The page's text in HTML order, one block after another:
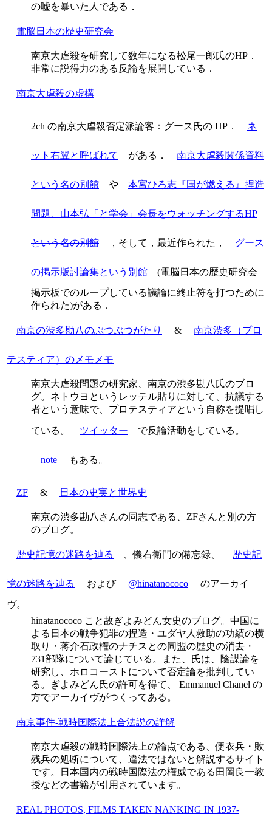
の嘘を暴いた人である．
電脳日本の歴史研究会
南京大虐殺を研究して数年になる松尾一郎氏のHP．
非常に説得力のある反論を展開している．
南京大虐殺の虚構
2ch の南京大虐殺否定派論客：グース氏の HP． ネ
ット右翼と呼ばれて がある． 南京大虐殺関係資料
という名の別館 や 本宮ひろ志『国が燃える』捏造
問題、山本弘「と学会」会長をウォッチングするHP
という名の別館 ，そして，最近作られた， グース
の掲示版討論集という別館
(電脳日本の歴史研究会
掲示板でのループしている議論に終止符を打つために
作られた)がある．
南京の渋多勘八のぶつぶつがたり & 南京渋多（プロ
テスティア）のメモメモ
南京大虐殺問題の研究家、南京の渋多勘八氏のブロ
グ。ネトウヨというレッテル貼りに対して、抗議する
者という意味で、プロテスティアという自称を提唱し
ている。 ツイッター で反論活動をしている。
note もある。
ZF & 日本の史実と世界史
南京の渋多勘八さんの同志である、ZFさんと別の方
のブログ。
歴史記憶の迷路を辿る 、儀右衛門の備忘録、 歴史記
憶の迷路を辿る および @hinatanococo
のアーカイ
ヴ。
hinatanococo こと故ぎよみどん女史のブログ。中国に
よる日本の戦争犯罪の捏造・ユダヤ人救助の功績の横
取り・蒋介石政権のナチスとの同盟の歴史の消去・
731部隊について論じている。また、氏は、陰謀論を
研究し、ホロコーストについて否定論を批判してい
る。ぎよみどん氏の許可を得て、 Emmanuel Chanel の
方でアーカイヴがつくってある。
南京事件-戦時国際法上合法説の詳解
南京大虐殺の戦時国際法上の論点である、便衣兵・敗
残兵の処断について、違法ではないと解説するサイト
です。日本国内の戦時国際法の権威である田岡良一教
授などの書籍が引用されています。
REAL PHOTOS, FILMS TAKEN NANKING IN 1937-